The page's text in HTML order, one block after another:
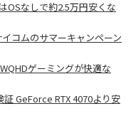
OSなしで約2.5万円安くな
コムのサマーキャンペーン
ゲーミングが快適な
GeForce RTX 4070より安